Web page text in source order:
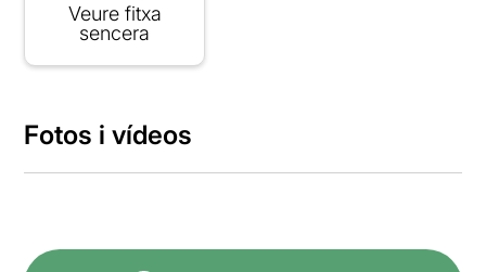
Veure fitxa
sencera
Fotos i vídeos